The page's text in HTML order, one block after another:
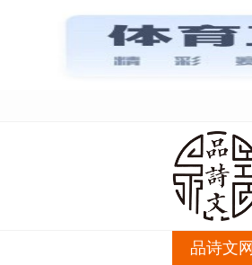
品诗文网